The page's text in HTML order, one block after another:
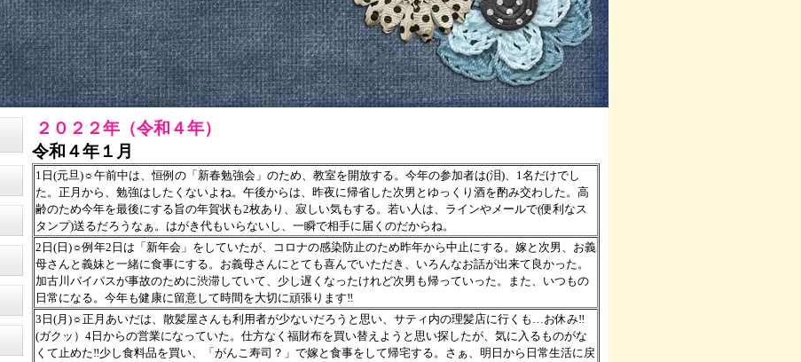
２０２２年（令和４年）
令和４年１月
1日(元旦)☼午前中は、恒例の「新春勉強会」のため、教室を開放する。今年の参加者は(泪)、1名だけでし
た。正月から、勉強はしたくないよね。午後からは、昨夜に帰省した次男とゆっくり酒を酌み交わした。高
齢のため今年を最後にする旨の年賀状も2枚あり、寂しい気もする。若い人は、ラインやメールで(便利なス
タンプ)送るだろうなぁ。はがき代もいらないし、一瞬で相手に届くのだからね。
2日(日)☼例年2日は「新年会」をしていたが、コロナの感染防止のため昨年から中止にする。嫁と次男、お義
母さんと義妹と一緒に食事にする。お義母さんにとても喜んでいただき、いろんなお話が出来て良かった。
加古川バイパスが事故のために渋滞していて、少し遅くなったけれど次男も帰っていった。また、いつもの
日常になる。今年も健康に留意して時間を大切に頑張ります‼
3日(月)☼正月あいだは、散髪屋さんも利用者が少ないだろうと思い、サティ内の理髪店に行くも…お休み‼
(ガクッ）4日からの営業になっていた。仕方なく福財布を買い替えようと思い探したが、気に入るものがな
くて止めた‼少し食料品を買い、「がんこ寿司？」で嫁と食事をして帰宅する。さぁ、明日から日常生活に戻